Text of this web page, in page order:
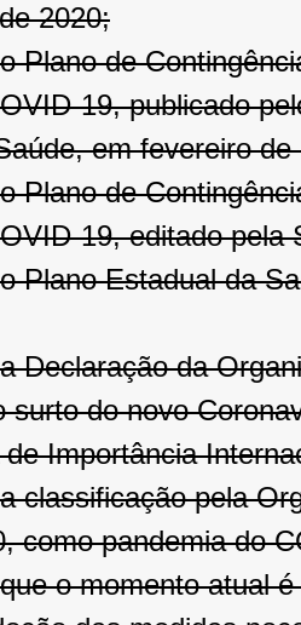
2020;
Plano de
19, publicado
em fevereiro de
Plano de
19, editado pela
Plano Estadual da
Declaração da
surto do novo
Importância
classificação pela
como pandemia do
o momento atual